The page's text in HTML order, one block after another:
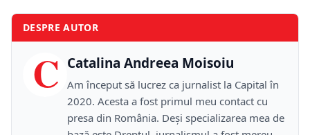
DESPRE AUTOR
C Catalina Andreea Moisoiu
Am început să lucrez ca jurnalist la Capital în
2020. Acesta a fost primul meu contact cu
presa din România. Deși specializarea mea de